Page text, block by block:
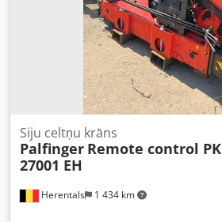
Herentals 1 434 km
Siju celtņu krāns
Palfinger Remote control PK
27001 EH